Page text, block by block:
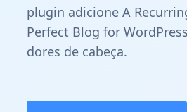
plugin adicione A
Perfect Blog for
dores de cabeça.